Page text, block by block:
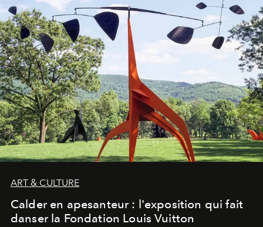
ART & CULTURE
Calder en apesanteur : l'exposition qui fait
danser la Fondation Louis Vuitton